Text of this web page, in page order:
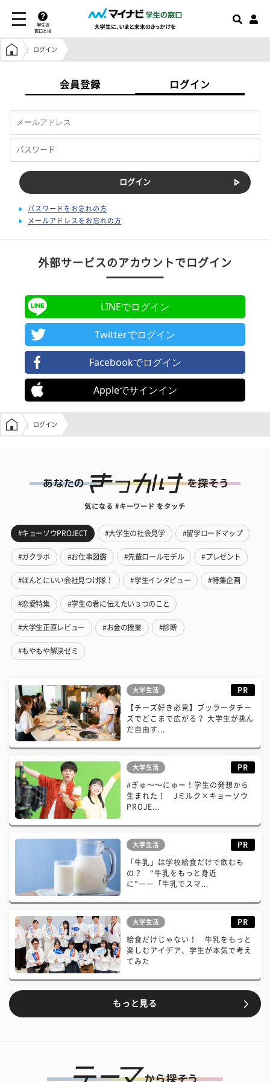
学生の
窓口とは
学生の窓口トップ
ログイン
会員登録 ログイン
パスワードをお忘れの方
メールアドレスをお忘れの方
外部サービスのアカウントでログイン
LINEでログイン
Twitterでログイン
Facebookでログイン
Appleでサインイン
学生の窓口トップ
ログイン
気になる #キーワード をタッチ
#キョーソウPROJECT #大学生の社会見学 #留学ロードマップ
#ガクラボ #お仕事図鑑 #先輩ロールモデル #プレゼント
#ほんとにいい会社見つけ隊！ #学生インタビュー #特集企画
#恋愛特集 #学生の君に伝えたい３つのこと
#大学生正直レビュー #お金の授業 #診断
#もやもや解決ゼミ
大学生活 PR
【チーズ好き必見】ブッラータチー
ズでどこまで広がる？ 大学生が挑ん
だ自由す...
大学生活 PR
#ぎゅ〜〜にゅー！学生の発想から
生まれた！ Jミルク×キョーソウ
PROJE...
大学生活 PR
「牛乳」は学校給食だけで飲むも
の？ “牛乳をもっと身近
に”――「牛乳でスマ...
大学生活 PR
給食だけじゃない！ 牛乳をもっと
楽しむアイデア、学生が本気で考え
てみた
もっと見る